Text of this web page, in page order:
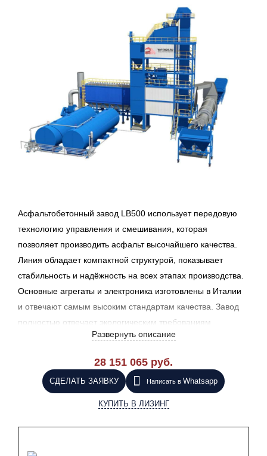
Асфальтобетонный завод LB500 использует передовую
технологию управления и смешивания, которая
позволяет производить асфальт высочайшего качества.
Линия обладает компактной структурой, показывает
стабильность и надёжность на всех этапах производства.
Основные агрегаты и электроника изготовлены в Италии
и отвечают самым высоким стандартам качества. Завод
полностью отвечает экологическим требованиям
Развернуть описание
28 151 065 руб.
СДЕЛАТЬ ЗАЯВКУ Написать в Whatsapp
КУПИТЬ В ЛИЗИНГ